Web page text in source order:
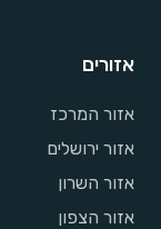
אזורים
אזור המרכז
אזור ירושלים
אזור השרון
אזור הצפון